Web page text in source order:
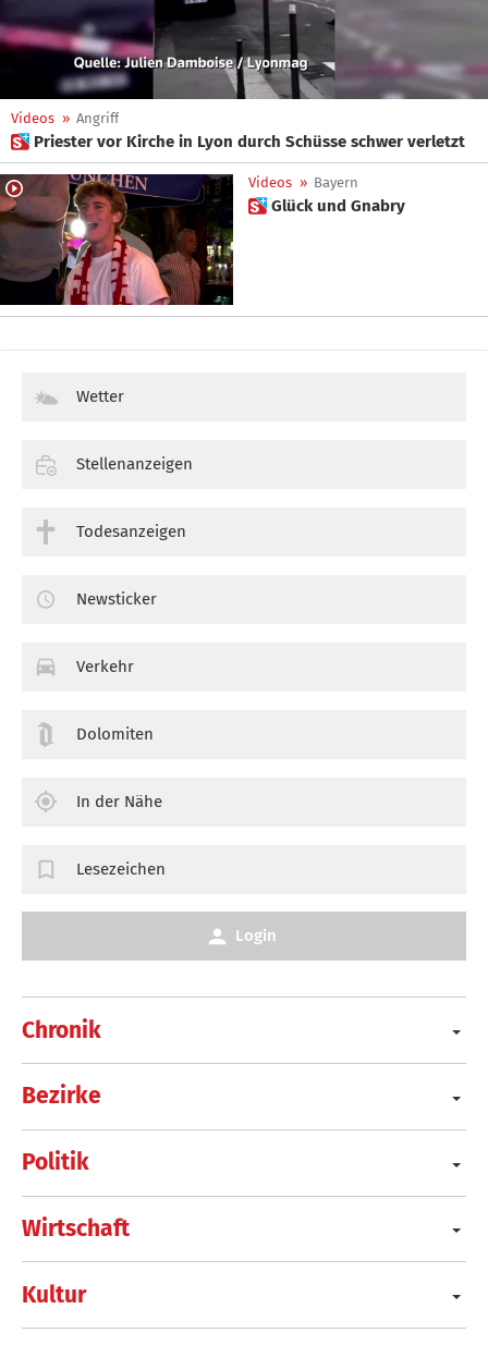
Videos » Angriff
 Priester vor Kirche in Lyon durch Schüsse schwer verletzt
Videos » Bayern
 Glück und Gnabry
Chronik
Bezirke
Politik
Wirtschaft
Kultur
Wetter
Stellenanzeigen
Todesanzeigen
Newsticker
Verkehr
Dolomiten
In der Nähe
Lesezeichen
Login